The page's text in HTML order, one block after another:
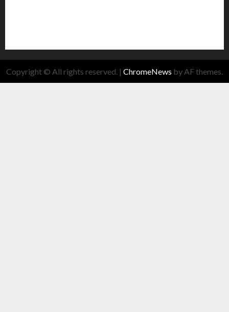
Copyright © All rights reserved. | ChromeNews by AF themes.